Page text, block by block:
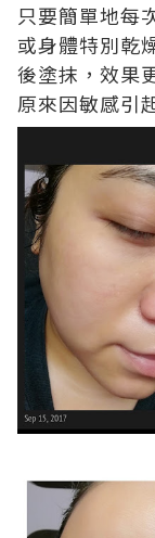
只要簡單地每
或身體特別乾
後塗抹，效果
原來因敏感引